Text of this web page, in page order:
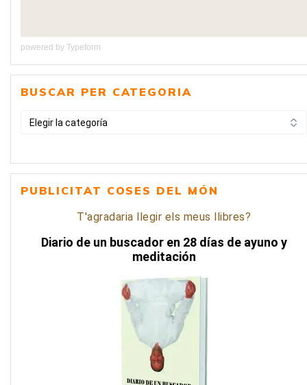
powered by Typeform
BUSCAR PER CATEGORIA
BUSCAR
PUBLICITAT COSES DEL MÓN
T'agradaria llegir els meus llibres?
Diario de un buscador en 28 días de ayuno y
meditación